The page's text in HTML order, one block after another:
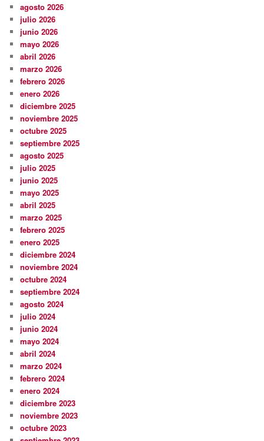
agosto 2026
julio 2026
junio 2026
mayo 2026
abril 2026
marzo 2026
febrero 2026
enero 2026
diciembre 2025
noviembre 2025
octubre 2025
septiembre 2025
agosto 2025
julio 2025
junio 2025
mayo 2025
abril 2025
marzo 2025
febrero 2025
enero 2025
diciembre 2024
noviembre 2024
octubre 2024
septiembre 2024
agosto 2024
julio 2024
junio 2024
mayo 2024
abril 2024
marzo 2024
febrero 2024
enero 2024
diciembre 2023
noviembre 2023
octubre 2023